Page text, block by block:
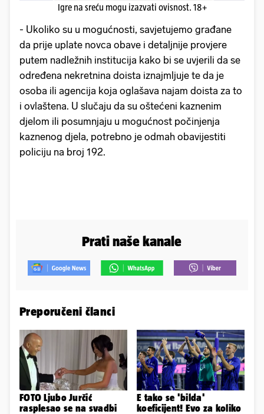
Igre na sreću mogu izazvati ovisnost. 18+
- Ukoliko su u mogućnosti, savjetujemo građane
da prije uplate novca obave i detaljnije provjere
putem nadležnih institucija kako bi se uvjerili da se
određena nekretnina doista iznajmljuje te da je
osoba ili agencija koja oglašava najam doista za to
i ovlaštena. U slučaju da su oštećeni kaznenim
djelom ili posumnjaju u mogućnost počinjenja
kaznenog djela, potrebno je odmah obavijestiti
policiju na broj 192.
Prati naše kanale
Preporučeni članci
FOTO Ljubo Jurčić
rasplesao se na svadbi
E tako se 'bilda'
koeficijent! Evo za koliko